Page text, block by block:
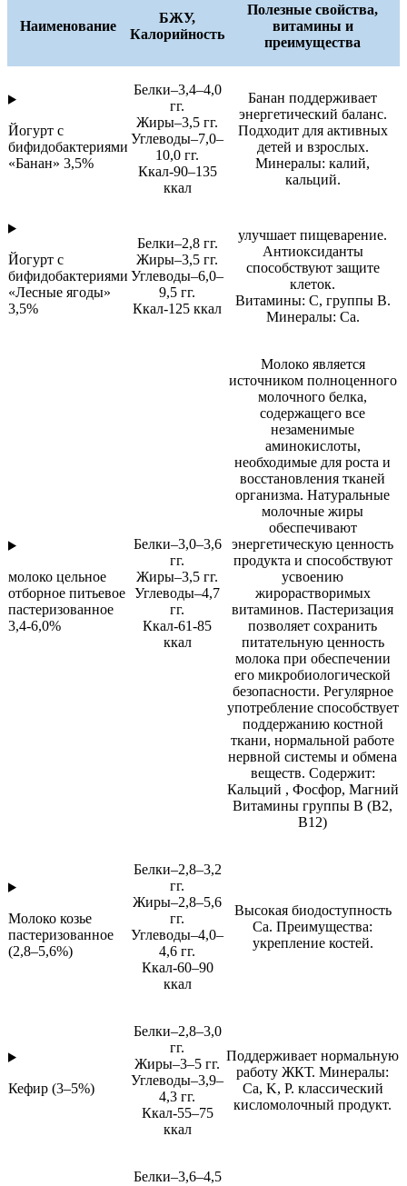
Наименование
БЖУ,
Калорийность
Полезные свойства,
витамины и
преимущества
Йогурт с
бифидобактериями
«Банан» 3,5%
Белки–3,4–4,0
гг.
Жиры–3,5 гг.
Углеводы–7,0–
10,0 гг.
Ккал-90–135
ккал
Банан поддерживает
энергетический баланс.
Подходит для активных
детей и взрослых.
Минералы: калий,
кальций.
Йогурт с
бифидобактериями
«Лесные ягоды»
3,5%
Белки–2,8 гг.
Жиры–3,5 гг.
Углеводы–6,0–
9,5 гг.
Ккал-125 ккал
улучшает пищеварение.
Антиоксиданты
способствуют защите
клеток.
Витамины: C, группы B.
Минералы: Ca.
молоко цельное
отборное питьевое
пастеризованное
3,4-6,0%
Белки–3,0–3,6
гг.
Жиры–3,5 гг.
Углеводы–4,7
гг.
Ккал-61-85
ккал
Молоко является
источником полноценного
молочного белка,
содержащего все
незаменимые
аминокислоты,
необходимые для роста и
восстановления тканей
организма. Натуральные
молочные жиры
обеспечивают
энергетическую ценность
продукта и способствуют
усвоению
жирорастворимых
витаминов. Пастеризация
позволяет сохранить
питательную ценность
молока при обеспечении
его микробиологической
безопасности. Регулярное
употребление способствует
поддержанию костной
ткани, нормальной работе
нервной системы и обмена
веществ. Содержит:
Кальций , Фосфор, Магний
Витамины группы B (B2,
B12)
Молоко козье
пастеризованное
(2,8–5,6%)
Белки–2,8–3,2
гг.
Жиры–2,8–5,6
гг.
Углеводы–4,0–
4,6 гг.
Ккал-60–90
ккал
Высокая биодоступность
Ca. Преимущества:
укрепление костей.
Кефир (3–5%)
Белки–2,8–3,0
гг.
Жиры–3–5 гг.
Углеводы–3,9–
4,3 гг.
Ккал-55–75
ккал
Поддерживает нормальную
работу ЖКТ. Минералы:
Ca, K, P. классический
кисломолочный продукт.
Белки–3,6–4,5